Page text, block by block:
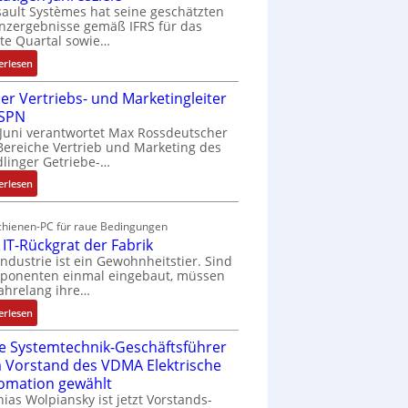
Systèmes hat seine geschätzten
gemäß IFRS für das
Quartal sowie…
:
D
a
s
a
u
l
t
s
t
è
m
e
:
Q
2
Vertriebs- und Marketingleiter
verantwortet Max Rossdeutscher
Vertrieb und Marketing des
Getriebe-…
:
N
u
e
r
V
e
r
r
i
e
PC für raue Bedingungen
IT-Rückgrat der Fabrik
ist ein Gewohnheitstier. Sind
einmal eingebaut, müssen
ihre…
:
D
a
s
I
T
Systemtechnik-Geschäftsführer
Vorstand des VDMA Elektrische
gewählt
Wolpiansky ist jetzt Vorstands-